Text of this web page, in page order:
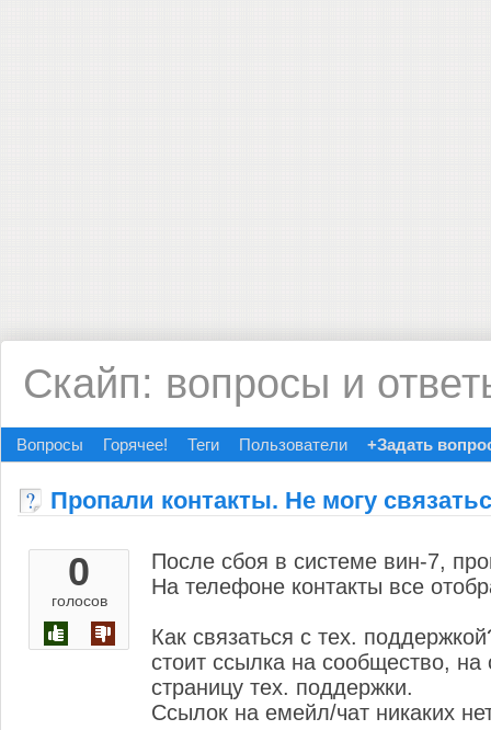
Скайп: вопросы и
Вопросы Горячее! Теги Пользователи +Задать
Пропали контакты. Не могу
0
голосов
После сбоя в системе вин-7,
На телефоне контакты все
Как связаться с тех.
стоит ссылка на сообщество,
страницу тех. поддержки.
Ссылок на емейл/чат никаких